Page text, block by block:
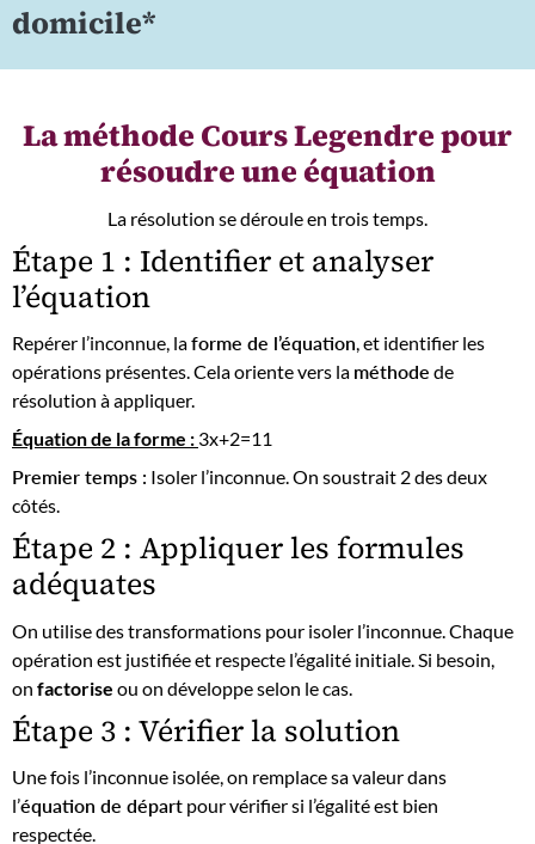
domicile*
La méthode Cours Legendre pour
résoudre une équation
La résolution se déroule en trois temps.
Étape 1 : Identifier et analyser
l’équation
Repérer l’inconnue, laforme de l’équation, et identifier les
opérations présentes. Cela oriente vers la méthode de
résolution à appliquer.
Équation de la forme : 3x+2=11
Premier temps : Isoler l’inconnue. On soustrait 2 des deux
côtés.
Étape 2 : Appliquer les formules
adéquates
On utilise des transformations pour isoler l’inconnue. Chaque
opération est justifiée et respecte l’égalité initiale. Si besoin,
on factorise ou on développe selon le cas.
Étape 3 : Vérifier la solution
Une fois l’inconnue isolée, on remplace sa valeur dans
l’équation de départ pour vérifier si l’égalité est bien
respectée.